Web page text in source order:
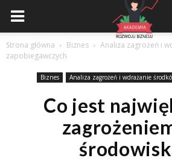
Akademiarozwojubiznesu.pl
Strona główna Biznes
Analiza zagrożeń i
zapobiegawczych
Biznes Analiza zagrożeń i wdrażanie
Co jest